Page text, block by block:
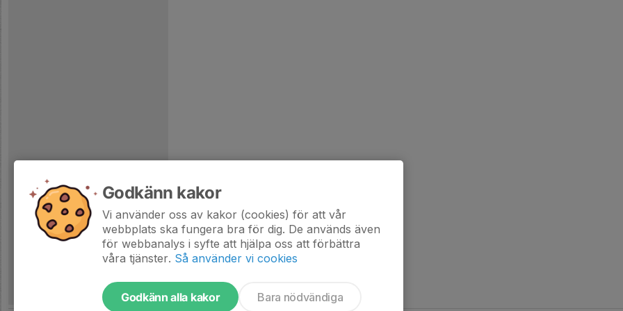
Godkänn kakor
Vi använder oss av kakor (cookies) för att vår
webbplats ska fungera bra för dig. De används även
för webbanalys i syfte att hjälpa oss att förbättra
våra tjänster. Så använder vi cookies
Godkänn alla kakor Bara nödvändiga